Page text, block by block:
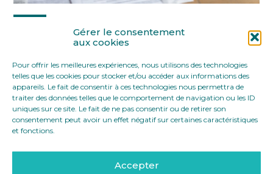
Gérer le consentement
aux cookies
Pour offrir les meilleures expériences, nous utilisons des technologies
telles que les cookies pour stocker et/ou accéder aux informations des
appareils. Le fait de consentir à ces technologies nous permettra de
traiter des données telles que le comportement de navigation ou les ID
uniques sur ce site. Le fait de ne pas consentir ou de retirer son
consentement peut avoir un effet négatif sur certaines caractéristiques
et fonctions.
Accepter
FaceBook
TwitterLinkedIn